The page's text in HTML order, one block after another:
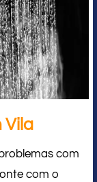
Vila
com
com o